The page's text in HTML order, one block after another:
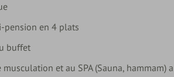
pension en 4 plats
buffet
et au SPA (Sauna,